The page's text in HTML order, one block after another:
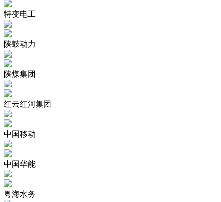
特变电工
陕鼓动力
陕煤集团
红云红河集团
中国移动
中国华能
粤海水务